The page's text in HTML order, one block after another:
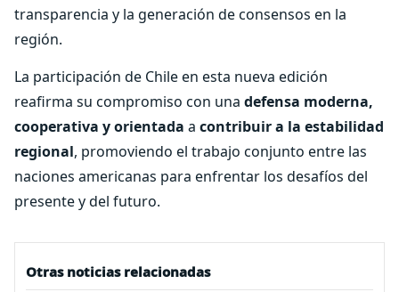
transparencia y la generación de consensos en la
región.
La participación de Chile en esta nueva edición
reafirma su compromiso con una defensa moderna,
cooperativa y orientada a contribuir a la estabilidad
regional, promoviendo el trabajo conjunto entre las
naciones americanas para enfrentar los desafíos del
presente y del futuro.
Otras noticias relacionadas